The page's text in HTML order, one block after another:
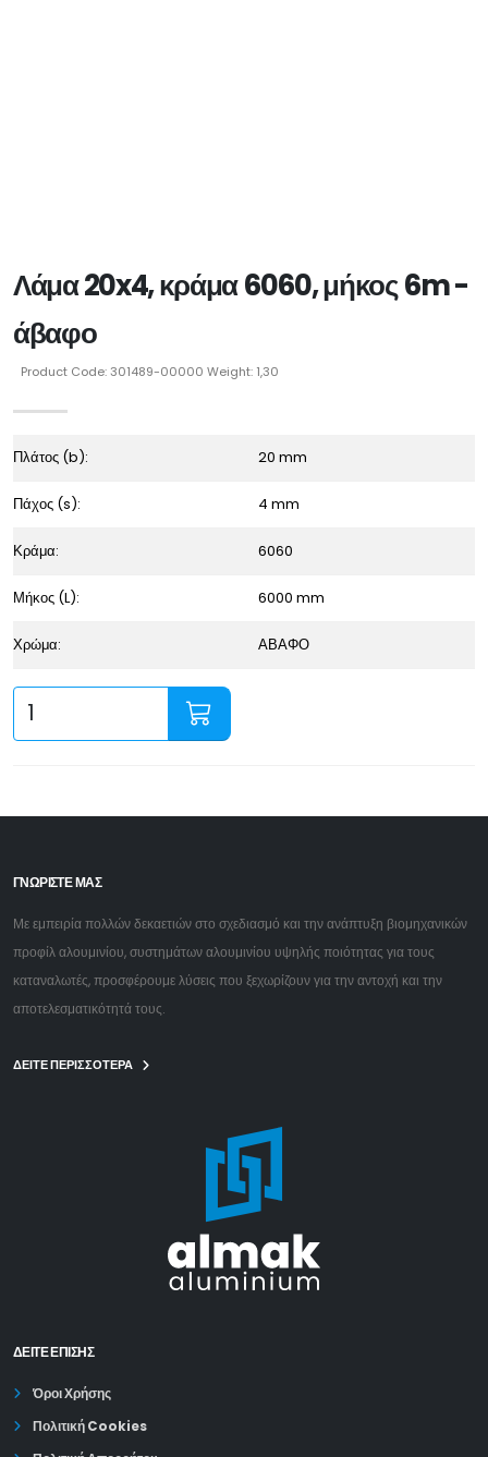
Λάμα 20x4, κράμα 6060, μήκος 6m -
άβαφο
Product Code: 301489-00000 Weight: 1,30
Πλάτος (b): 20 mm
Πάχος (s): 4 mm
Κράμα: 6060
Μήκος (L): 6000 mm
Χρώμα: ΑΒΑΦΟ
ΓΝΩΡΙΣΤΕ ΜΑΣ
Με εμπειρία πολλών δεκαετιών στο σχεδιασμό και την ανάπτυξη βιομηχανικών
προφίλ αλουμινίου, συστημάτων αλουμινίου υψηλής ποιότητας για τους
καταναλωτές, προσφέρουμε λύσεις που ξεχωρίζουν για την αντοχή και την
αποτελεσματικότητά τους.
ΔΕΙΤΕ ΠΕΡΙΣΣΟΤΕΡΑ
ΔΕΊΤΕ ΕΠΙΣΗΣ
Όροι Χρήσης
Πολιτική Cookies